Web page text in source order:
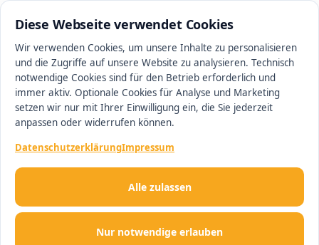
Diese Webseite verwendet Cookies
Wir verwenden Cookies, um unsere Inhalte zu personalisieren
und die Zugriffe auf unsere Website zu analysieren. Technisch
notwendige Cookies sind für den Betrieb erforderlich und
immer aktiv. Optionale Cookies für Analyse und Marketing
setzen wir nur mit Ihrer Einwilligung ein, die Sie jederzeit
anpassen oder widerrufen können.
DatenschutzerklärungImpressum
Nur notwendige erlauben
Alle zulassen